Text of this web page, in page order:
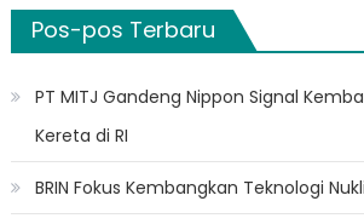
Pos-pos Terbaru
PT MITJ Gandeng Nippon Signal
Kereta di RI
BRIN Fokus Kembangkan Teknologi